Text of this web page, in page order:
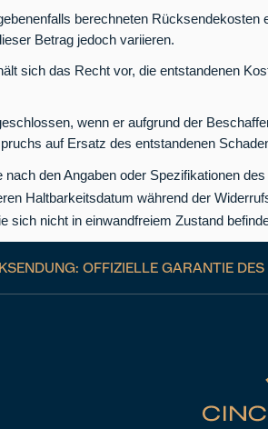
berechneten
Betrag jedoch variieren.
sich das Recht vor, die entstandenen
wenn er aufgrund der
auf Ersatz des entstandenen
nach den Angaben oder Spezifikationen
Haltbarkeitsdatum während der
sich nicht in einwandfreiem Zustand
OFFIZIELLE GARANTIE